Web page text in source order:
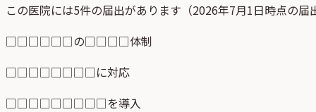
この医院には5件の届出があります（2026年7月1日時点の届
□□□□□□の□□□□体制
□□□□□□□□に対応
□□□□□□□□□を導入